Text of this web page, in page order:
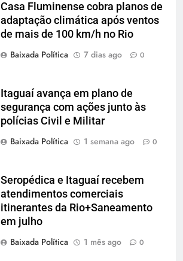
Casa Fluminense cobra planos de
adaptação climática após ventos
de mais de 100 km/h no Rio
Baixada Política
7 dias ago 0
Itaguaí avança em plano de
segurança com ações junto às
polícias Civil e Militar
Baixada Política
1 semana ago 0
Seropédica e Itaguaí recebem
atendimentos comerciais
itinerantes da Rio+Saneamento
em julho
Baixada Política
1 mês ago 0